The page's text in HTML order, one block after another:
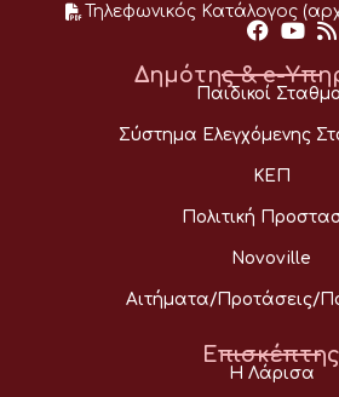
Τηλεφωνικός Κατάλογος
Δημότης & e-
Παιδικοί
Σύστημα Ελεγχόμενης
ΚΕΠ
Πολιτική
Novoville
Αιτήματα/Προτάσεις/
Επισκέπτης
Η Λάρισα